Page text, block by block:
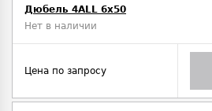
Дюбель 4ALL 6x50
Нет в наличии
Цена по запросу